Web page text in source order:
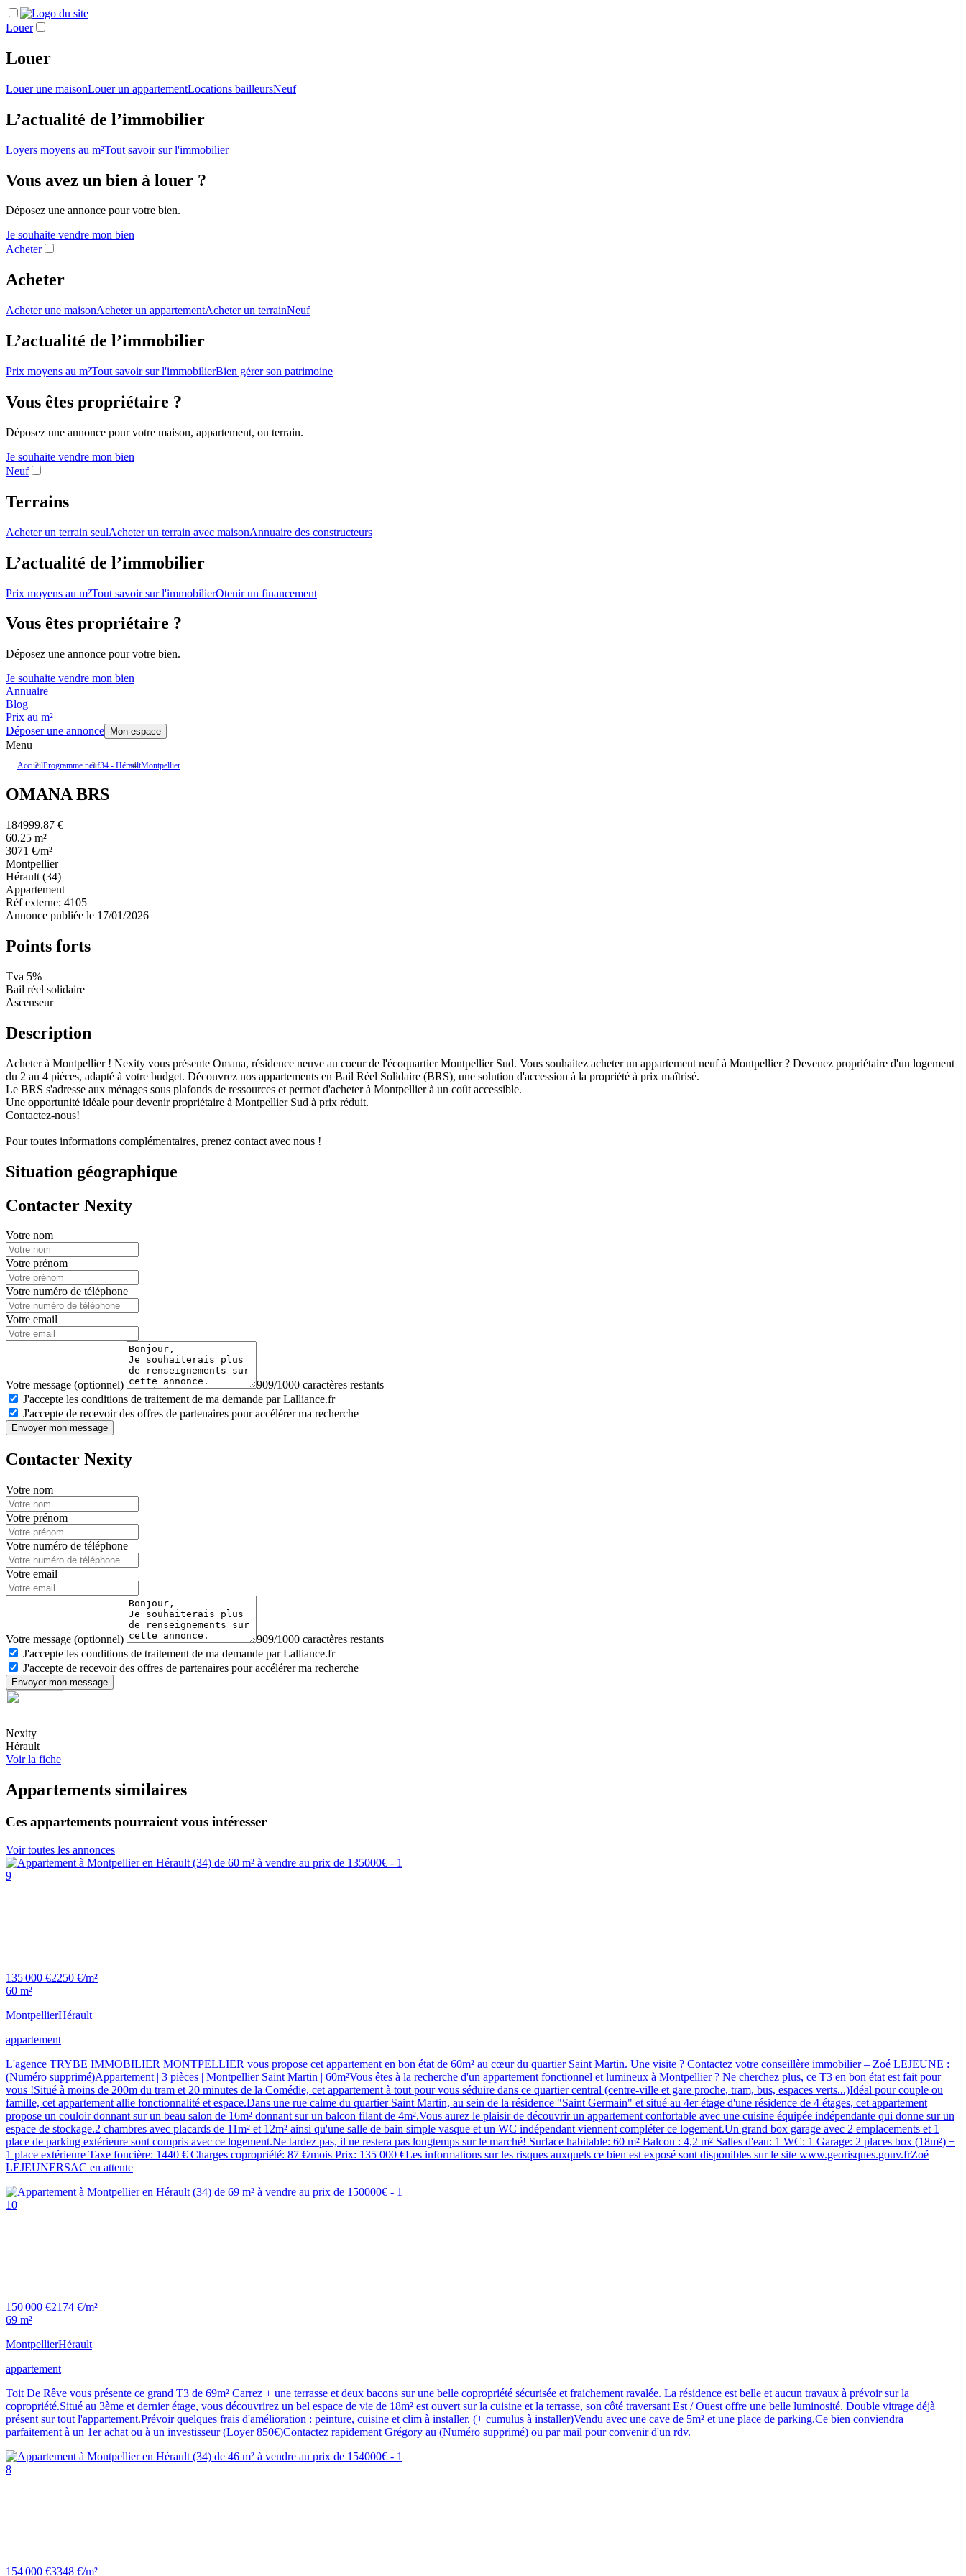
Louer
Louer
Louer une maisonLouer un appartementLocations bailleursNeuf
L’actualité de l’immobilier
Loyers moyens au m²Tout savoir sur l'immobilier
Vous avez un bien à louer ?
Déposez une annonce pour votre bien.
Je souhaite vendre mon bien
Acheter
Acheter
Acheter une maisonAcheter un appartementAcheter un terrainNeuf
L’actualité de l’immobilier
Prix moyens au m²Tout savoir sur l'immobilierBien gérer son patrimoine
Vous êtes propriétaire ?
Déposez une annonce pour votre maison, appartement, ou terrain.
Je souhaite vendre mon bien
Neuf
Terrains
Acheter un terrain seulAcheter un terrain avec maisonAnnuaire des constructeurs
L’actualité de l’immobilier
Prix moyens au m²Tout savoir sur l'immobilierOtenir un financement
Vous êtes propriétaire ?
Déposez une annonce pour votre bien.
Je souhaite vendre mon bien
Annuaire
Blog
Prix au m²
Déposer une annonce
Mon espace
Menu
AccueilProgramme neuf34 - HéraultMontpellier
OMANA BRS
184999.87 €
60.25 m²
3071 €/m²
Montpellier
Hérault (34)
Appartement
Réf externe: 4105
Annonce publiée le 17/01/2026
Points forts
Tva 5%
Bail réel solidaire
Ascenseur
Description
Acheter à Montpellier ! Nexity vous présente Omana, résidence neuve au coeur de l'écoquartier Montpellier Sud. Vous souhaitez acheter un appartement neuf à Montpellier ? Devenez propriétaire d'un logement
du 2 au 4 pièces, adapté à votre budget. Découvrez nos appartements en Bail Réel Solidaire (BRS), une solution d'accession à la propriété à prix maîtrisé.
Le BRS s'adresse aux ménages sous plafonds de ressources et permet d'acheter à Montpellier à un coût accessible.
Une opportunité idéale pour devenir propriétaire à Montpellier Sud à prix réduit.
Contactez-nous!
Pour toutes informations complémentaires, prenez contact avec nous !
Situation géographique
Contacter Nexity
Votre nom
Votre prénom
Votre numéro de téléphone
Votre email
Votre message (optionnel)
909/1000 caractères restants
J'accepte les conditions de traitement de ma demande par Lalliance.fr
J'accepte de recevoir des offres de partenaires pour accélérer ma recherche
Envoyer mon message
Contacter Nexity
Votre nom
Votre prénom
Votre numéro de téléphone
Votre email
Votre message (optionnel)
909/1000 caractères restants
J'accepte les conditions de traitement de ma demande par Lalliance.fr
J'accepte de recevoir des offres de partenaires pour accélérer ma recherche
Envoyer mon message
Nexity
Hérault
Voir la fiche
Appartements similaires
Ces appartements pourraient vous intéresser
Voir toutes les annonces
9
135 000 €2250 €/m²
60 m²
MontpellierHérault
appartement
L'agence TRYBE IMMOBILIER MONTPELLIER vous propose cet appartement en bon état de 60m² au cœur du quartier Saint Martin. Une visite ? Contactez votre conseillère immobilier – Zoé LEJEUNE :
(Numéro supprimé)Appartement | 3 pièces | Montpellier Saint Martin | 60m²Vous êtes à la recherche d'un appartement fonctionnel et lumineux à Montpellier ? Ne cherchez plus, ce T3 en bon état est fait pour
vous !Situé à moins de 200m du tram et 20 minutes de la Comédie, cet appartement à tout pour vous séduire dans ce quartier central (centre-ville et gare proche, tram, bus, espaces verts...)Idéal pour couple ou
famille, cet appartement allie fonctionnalité et espace.Dans une rue calme du quartier Saint Martin, au sein de la résidence "Saint Germain" et situé au 4er étage d'une résidence de 4 étages, cet appartement
propose un couloir donnant sur un beau salon de 16m² donnant sur un balcon filant de 4m².Vous aurez le plaisir de découvrir un appartement confortable avec une cuisine équipée indépendante qui donne sur un
espace de stockage.2 chambres avec placards de 11m² et 12m² ainsi qu'une salle de bain simple vasque et un WC indépendant viennent compléter ce logement.Un grand box garage avec 2 emplacements et 1
place de parking extérieure sont compris avec ce logement.Ne tardez pas, il ne restera pas longtemps sur le marché! Surface habitable: 60 m² Balcon : 4,2 m² Salles d'eau: 1 WC: 1 Garage: 2 places box (18m²) +
1 place extérieure Taxe foncière: 1440 € Charges copropriété: 87 €/mois Prix: 135 000 €Les informations sur les risques auxquels ce bien est exposé sont disponibles sur le site www.georisques.gouv.frZoé
LEJEUNERSAC en attente
10
150 000 €2174 €/m²
69 m²
MontpellierHérault
appartement
Toit De Rêve vous présente ce grand T3 de 69m² Carrez + une terrasse et deux bacons sur une belle copropriété sécurisée et fraichement ravalée. La résidence est belle et aucun travaux à prévoir sur la
copropriété.Situé au 3ème et dernier étage, vous découvrirez un bel espace de vie de 18m² est ouvert sur la cuisine et la terrasse, son côté traversant Est / Ouest offre une belle luminosité. Double vitrage déjà
présent sur tout l'appartement.Prévoir quelques frais d'amélioration : peinture, cuisine et clim à installer. (+ cumulus à installer)Vendu avec une cave de 5m² et une place de parking.Ce bien conviendra
parfaitement à un 1er achat ou à un investisseur (Loyer 850€)Contactez rapidement Grégory au (Numéro supprimé) ou par mail pour convenir d'un rdv.
8
154 000 €3348 €/m²